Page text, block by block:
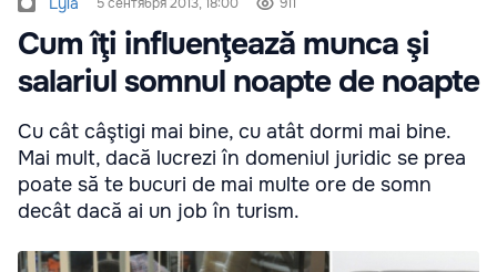
5 сентября 2013, 18:00 911
Cum îţi influenţează munca şi
salariul somnul noapte de noapte
Cu cât câştigi mai bine, cu atât dormi mai bine.
Mai mult, dacă lucrezi în domeniul juridic se prea
poate să te bucuri de mai multe ore de somn
decât dacă ai un job în turism.